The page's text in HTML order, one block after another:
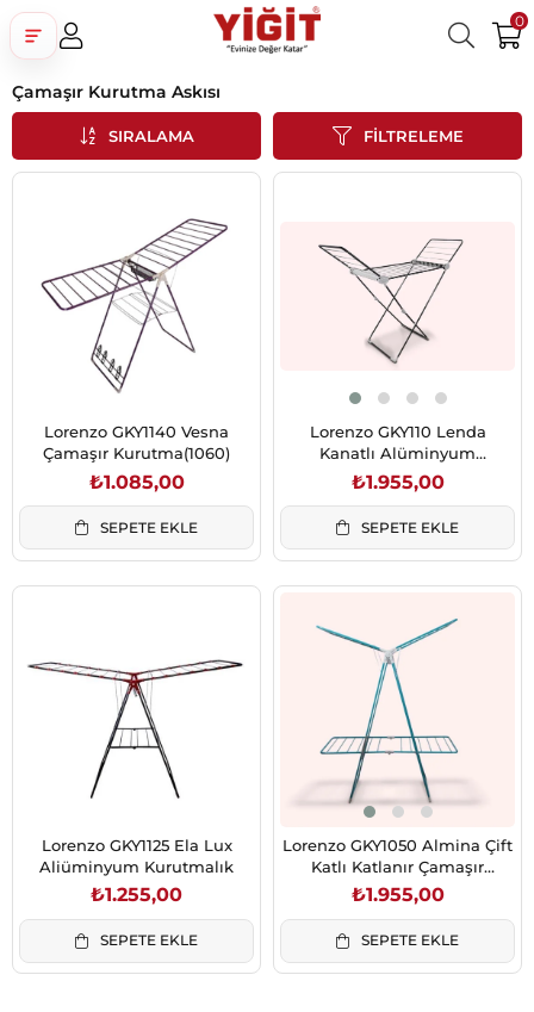
0
Üye Girişi Üye Ol
Google İle Bağlan
Çamaşır Kurutma Askısı
FILTRELEME
SIRALAMA
Lorenzo GKY1140 Vesna
Çamaşır Kurutma(1060)
₺1.085,00
SEPETE EKLE
Lorenzo GKY110 Lenda
Kanatlı Alüminyum
Kurutmalık
₺1.955,00
SEPETE EKLE
Lorenzo GKY1125 Ela Lux
Aliüminyum Kurutmalık
₺1.255,00
SEPETE EKLE
Lorenzo GKY1050 Almina Çift
Katlı Katlanır Çamaşır
Kurutmalık
₺1.955,00
SEPETE EKLE